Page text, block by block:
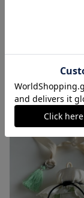
3,300円